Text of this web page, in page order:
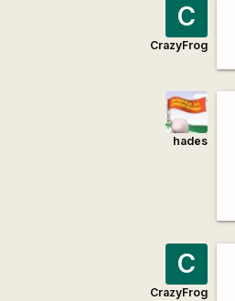
C
CrazyFrog
hades
C
CrazyFrog